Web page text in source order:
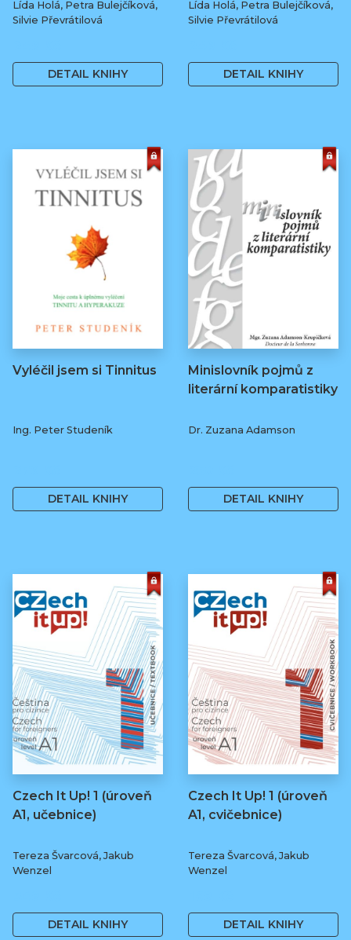
Lída Holá, Petra Bulejčíková,
Silvie Převrátilová
DETAIL KNIHY
Lída Holá, Petra Bulejčíková,
Silvie Převrátilová
DETAIL KNIHY
Vyléčil jsem si Tinnitus
Ing. Peter Studeník
DETAIL KNIHY
Minislovník pojmů z
literární komparatistiky
Dr. Zuzana Adamson
DETAIL KNIHY
Czech It Up! 1 (úroveň
A1, učebnice)
Tereza Švarcová, Jakub
Wenzel
DETAIL KNIHY
Czech It Up! 1 (úroveň
A1, cvičebnice)
Tereza Švarcová, Jakub
Wenzel
DETAIL KNIHY